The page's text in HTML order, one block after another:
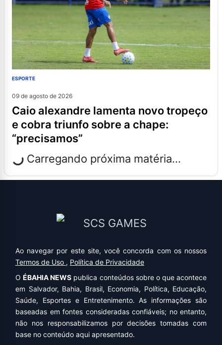
ESPORTE
09 de agosto de 2026
caio alexandre lamenta novo tropeço
e cobra triunfo sobre a chape:
“precisamos”
Carregando próxima matéria...
Ao navegar por este site, você concorda com os nossos
Termos de Uso , Política de Privacidade
OÉBAHIA NEWS publica conteúdos sobre o que acontece
em Salvador, Bahia, Brasil, Economia, Política, Educação,
Saúde, Esportes e Entretenimento. As informações são
baseadas em fontes consideradas confiáveis; no entanto,
não nos responsabilizamos por decisões tomadas com
base no conteúdo aqui apresentado.